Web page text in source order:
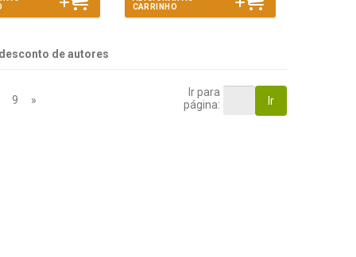
CARRINHO
desconto de autores
9 »
Ir para
página:
Ir